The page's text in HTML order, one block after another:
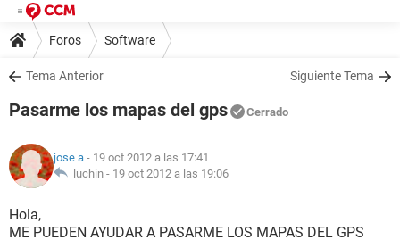
Foros Software
Tema Anterior Siguiente Tema
Pasarme los mapas del gps Cerrado
jose a - 19 oct 2012 a las 17:41
luchin - 19 oct 2012 a las 19:06
Hola,
ME PUEDEN AYUDAR A PASARME LOS MAPAS DEL GPS